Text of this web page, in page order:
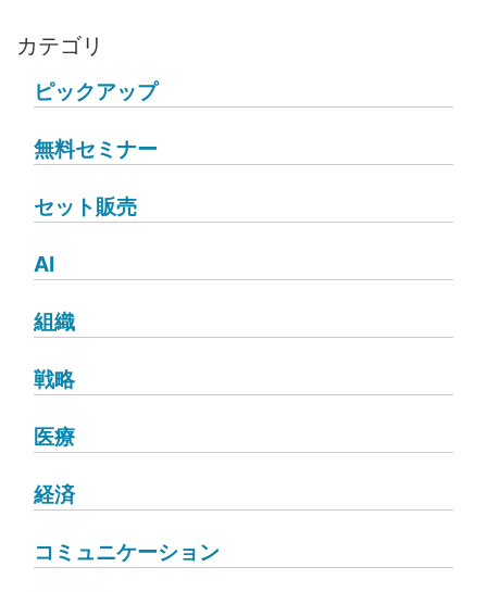
カテゴリ
ピックアップ
無料セミナー
セット販売
AI
組織
戦略
医療
経済
コミュニケーション